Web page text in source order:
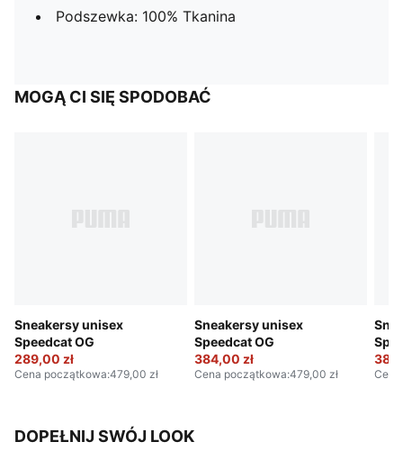
Podszewka: 100% Tkanina
MOGĄ CI SIĘ SPODOBAĆ
Sneakersy unisex
Speedcat OG
289,00 zł
Cena początkowa:479,00 zł
Sneakersy unisex
Speedcat OG
384,00 zł
Cena początkowa:479,00 zł
DOPEŁNIJ SWÓJ LOOK